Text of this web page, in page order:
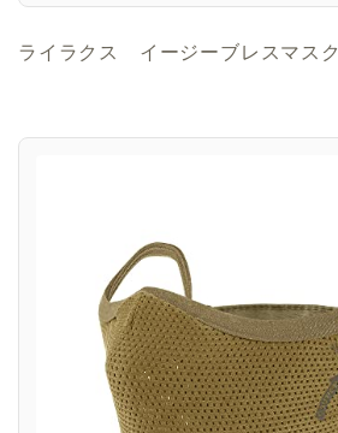
ライラクス イージーブレスマスク